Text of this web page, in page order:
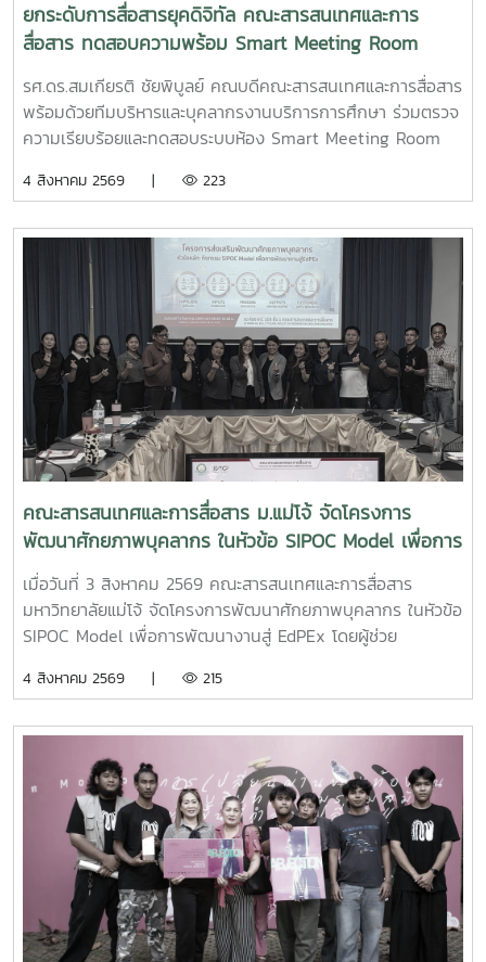
ยกระดับการสื่อสารยุคดิจิทัล คณะสารสนเทศและการ
สื่อสาร ทดสอบความพร้อม Smart Meeting Room
รศ.ดร.สมเกียรติ ชัยพิบูลย์ คณบดีคณะสารสนเทศและการสื่อสาร
พร้อมด้วยทีมบริหารและบุคลากรงานบริการการศึกษา ร่วมตรวจ
ความเรียบร้อยและทดสอบระบบห้อง Smart Meeting Room
การประชุม Onsite, Online และระบบเชื่อมต่อข้ามห้อง เพื่อการ
:https://www.facebook.com/icmaejoWebsite
:https://infocomm.mju.ac.thWebsite MJU :www.mju.ac.th
4 สิงหาคม 2569 | 223
คณะสารสนเทศและการสื่อสาร ม.แม่โจ้ จัดโครงการ
พัฒนาศักยภาพบุคลากร ในหัวข้อ SIPOC Model เพื่อการ
พัฒนางานสู่ EdPEx
เมื่อวันที่ 3 สิงหาคม 2569 คณะสารสนเทศและการสื่อสาร
มหาวิทยาลัยแม่โจ้ จัดโครงการพัฒนาศักยภาพบุคลากร ในหัวข้อ
SIPOC Model เพื่อการพัฒนางานสู่ EdPEx โดยผู้ช่วย
บริการวิชาการ และวิเทศสัมพันธ์ เป็นวิทยากรบรรยายและนำสู่
SIPOC ในกระบวนการสำคัญภายใต้งานของตนเองSIPOC คือ
เครื่องมือสรุปภาพรวมกระบวนการทำงาน โดยย่อมาจากองค์
ประกอบหลัก 5 ส่วน ได้แก่Suppliers (ผู้ส่งมอบ)Inputs (ปัจจัย
นำเข้า)Process (กระบวนการ)เครื่องมือนี้ช่วยให้ทีมงานเห็นภาพ
การทำงานตั้งแต่ต้นน้ำถึงปลายน้ำที่แต่ละฝ่ายทำงานสอดรับกัน
สร้างความเข้าใจที่ตรงกันและใช้ปรับปรุงงานเพื่อให้องค์กรก้าวสู่
ความเป็นเลิศInC | MJUFacebook
:https://www.facebook.com/icmaejoWebsite
:https://infocomm.mju.ac.thWebsite MJU :www.mju.ac.th
4 สิงหาคม 2569 | 215